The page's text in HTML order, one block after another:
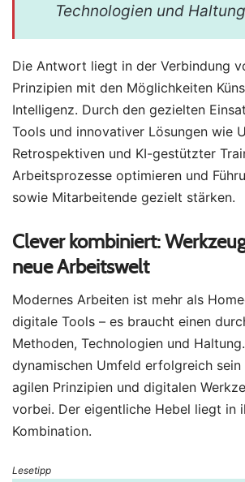
Technologien und
Die Antwort liegt in der Verbindung
Prinzipien mit den Möglichkeiten
Intelligenz. Durch den gezielten
Tools und innovativer Lösungen wie
Retrospektiven und KI-gestützter
Arbeitsprozesse optimieren und
sowie Mitarbeitende gezielt stärken.
Clever kombiniert:
neue Arbeitswelt
Modernes Arbeiten ist mehr als
digitale Tools – es braucht einen
Methoden, Technologien und
dynamischen Umfeld erfolgreich
agilen Prinzipien und digitalen
vorbei. Der eigentliche Hebel liegt in
Kombination.
Lesetipp